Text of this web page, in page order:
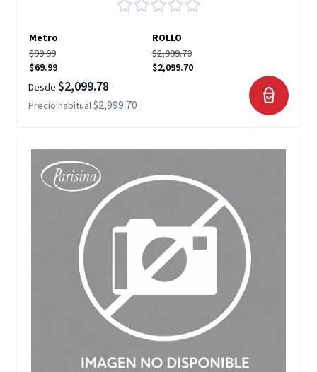
Metro
ROLLO
$99.99
$69.99
$2,999.70
$2,099.70
Desde $2,099.78
Precio habitual$2,999.70